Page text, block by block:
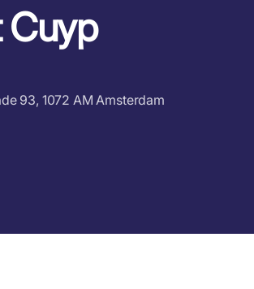
Cuyp
93, 1072 AM Amsterdam